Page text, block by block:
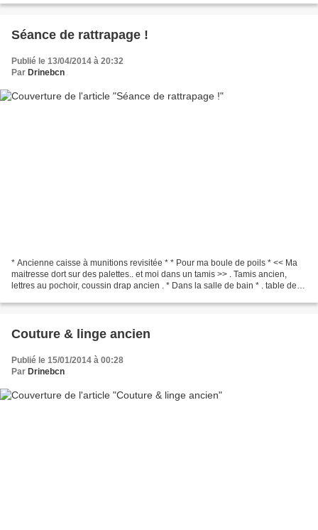
Séance de rattrapage !
Publié le 13/04/2014 à 20:32
Par Drinebcn
* Ancienne caisse à munitions revisitée * * Pour ma boule de poils * << Ma
maitresse dort sur des palettes.. et moi dans un tamis >> . Tamis ancien,
lettres au pochoir, coussin drap ancien . * Dans la salle de bain * . table de
Couture & linge ancien
Publié le 15/01/2014 à 00:28
Par Drinebcn